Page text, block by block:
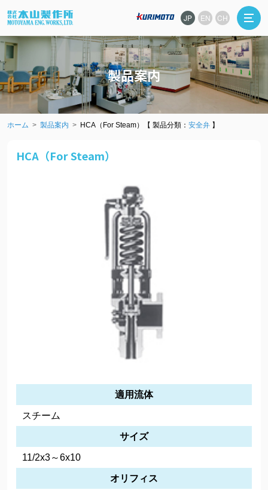
JP EN CH
製品案内
ホーム 製品案内 HCA（For Steam）【 製品分類： 安全弁 】
HCA（For Steam）
適用流体
スチーム
サイズ
11/2x3～6x10
オリフィス